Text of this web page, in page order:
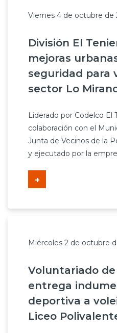
Viernes 4 de octubre de
División El
mejoras
seguridad para
sector Lo
Liderado por Codelco El
colaboración con el
Junta de Vecinos de la
y ejecutado por la
+
Miércoles 2 de octubre
Voluntariado
entrega
deportiva a
Liceo